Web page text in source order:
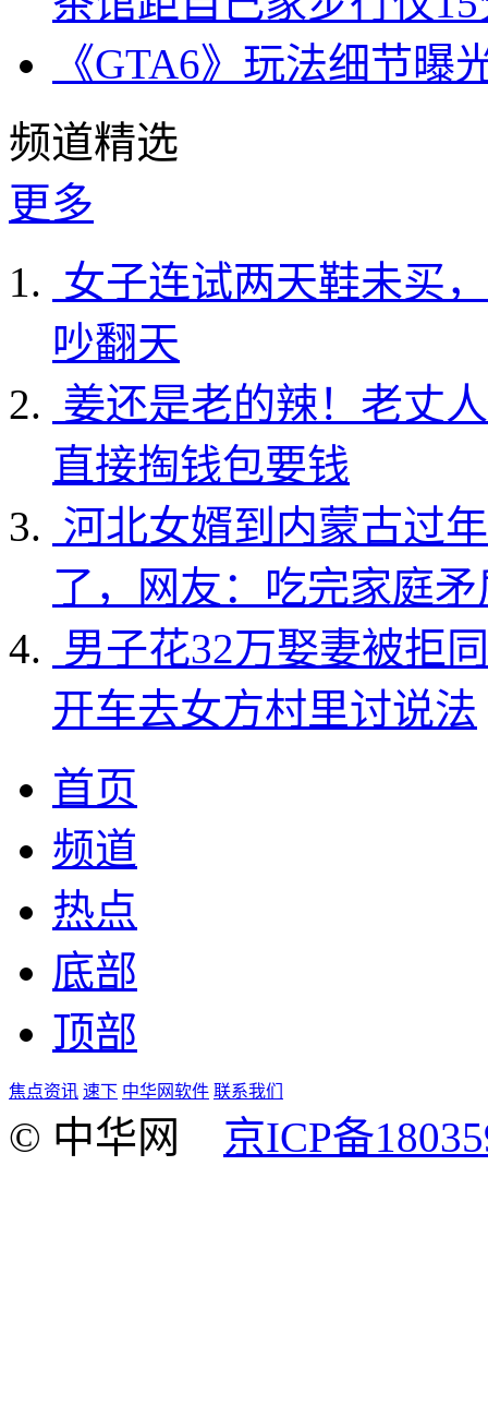
《GTA6》玩法细节
频道精选
更多
女子连试两天鞋未买
吵翻天
姜还是老的辣！老丈
直接掏钱包要钱
河北女婿到内蒙古过
了，网友：吃完家庭
男子花32万娶妻被拒
开车去女方村里讨说法
首页
频道
热点
底部
顶部
焦点资讯 速下 中华网软件 联系我们
© 中华网 京ICP备